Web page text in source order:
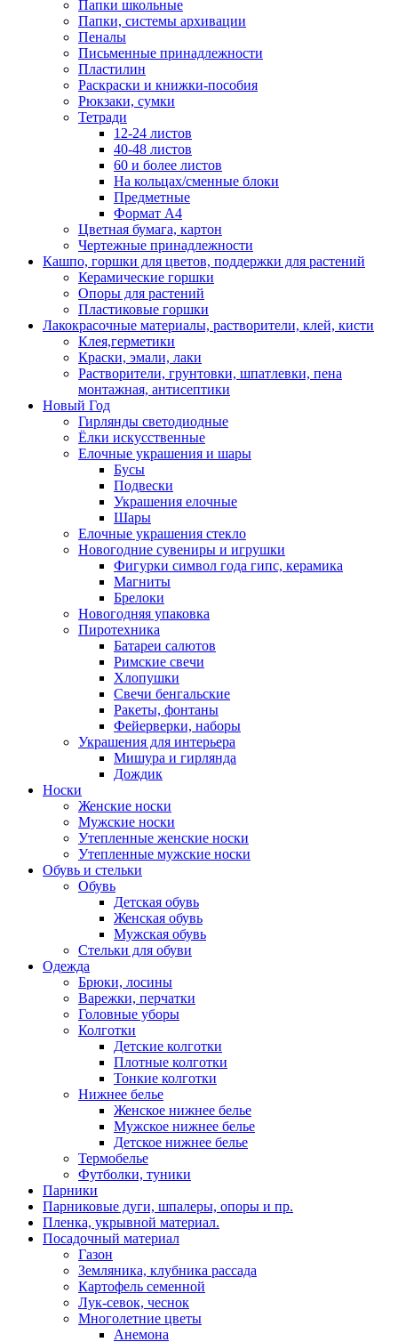
Папки школьные
Папки, системы архивации
Пеналы
Письменные принадлежности
Пластилин
Раскраски и книжки-пособия
Рюкзаки, сумки
Тетради
12-24 листов
40-48 листов
60 и более листов
На кольцах/сменные блоки
Предметные
Формат А4
Цветная бумага, картон
Чертежные принадлежности
Кашпо, горшки для цветов, поддержки для растений
Керамические горшки
Опоры для растений
Пластиковые горшки
Лакокрасочные материалы, растворители, клей, кисти
Клея,герметики
Краски, эмали, лаки
Растворители, грунтовки, шпатлевки, пена
монтажная, антисептики
Новый Год
Гирлянды светодиодные
Ёлки искусственные
Елочные украшения и шары
Бусы
Подвески
Украшения елочные
Шары
Елочные украшения стекло
Новогодние сувениры и игрушки
Фигурки символ года гипс, керамика
Магниты
Брелоки
Новогодняя упаковка
Пиротехника
Батареи салютов
Римские свечи
Хлопушки
Свечи бенгальские
Ракеты, фонтаны
Фейерверки, наборы
Украшения для интерьера
Мишура и гирлянда
Дождик
Носки
Женские носки
Мужские носки
Утепленные женские носки
Утепленные мужские носки
Обувь и стельки
Обувь
Детская обувь
Женская обувь
Мужская обувь
Стельки для обуви
Одежда
Брюки, лосины
Варежки, перчатки
Головные уборы
Колготки
Детские колготки
Плотные колготки
Тонкие колготки
Нижнее белье
Женское нижнее белье
Мужское нижнее белье
Детское нижнее белье
Термобелье
Футболки, туники
Парники
Парниковые дуги, шпалеры, опоры и пр.
Пленка, укрывной материал.
Посадочный материал
Газон
Земляника, клубника рассада
Картофель семенной
Лук-севок, чеснок
Многолетние цветы
Анемона